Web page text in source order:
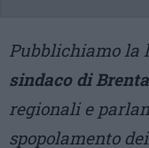
Pubblichiamo la
sindaco di
regionali e
spopolamento